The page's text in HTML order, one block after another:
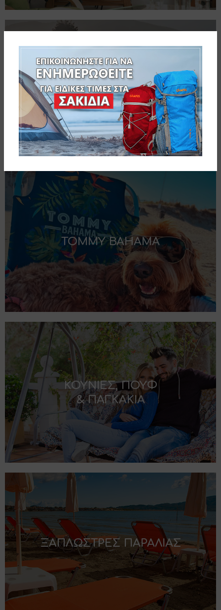
ΚΑΡΕΚΛΕΣ ΠΑΡΑΛΙΑΣ
TOMMY BAHAMA
ΚΟΥΝΙΕΣ, ΠΟΥΦ
& ΠΑΓΚΑΚΙΑ
ΞΑΠΛΩΣΤΡΕΣ ΠΑΡΑΛΙΑΣ